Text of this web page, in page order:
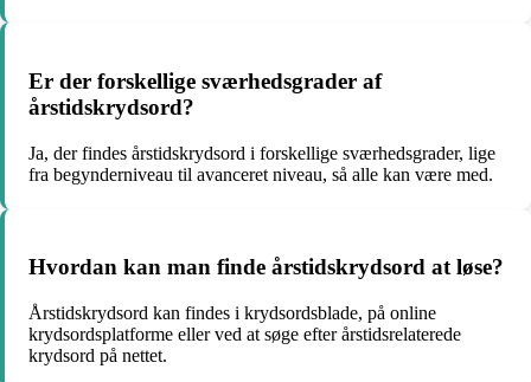
Er der forskellige sværhedsgrader af
årstidskrydsord?
Ja, der findes årstidskrydsord i forskellige sværhedsgrader, lige
fra begynderniveau til avanceret niveau, så alle kan være med.
Hvordan kan man finde årstidskrydsord at løse?
Årstidskrydsord kan findes i krydsordsblade, på online
krydsordsplatforme eller ved at søge efter årstidsrelaterede
krydsord på nettet.